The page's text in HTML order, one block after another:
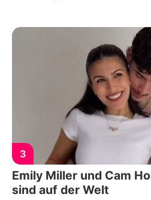
3
Emily Miller und Cam
sind auf der Welt